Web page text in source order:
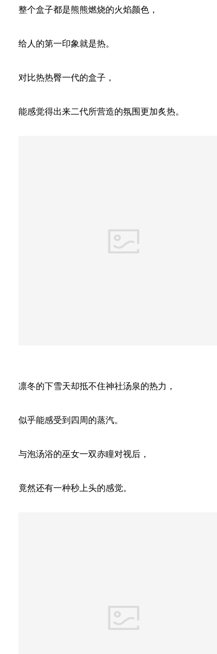
整个盒子都是熊熊燃烧的火焰颜色，
给人的第一印象就是热。
对比热热臀一代的盒子，
能感觉得出来二代所营造的氛围更加炙热。
凛冬的下雪天却抵不住神社汤泉的热力，
似乎能感受到四周的蒸汽。
与泡汤浴的巫女一双赤瞳对视后，
竟然还有一种秒上头的感觉。